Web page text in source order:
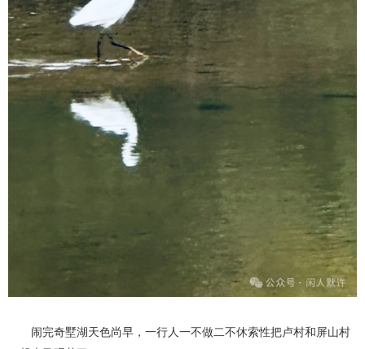
闹完奇墅湖天色尚早，一行人一不做二不休索性把卢村和屏山村